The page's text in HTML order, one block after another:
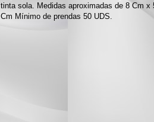
tinta sola. Medidas aproximadas de 8 Cm x
Cm Mínimo de prendas 50 UDS.